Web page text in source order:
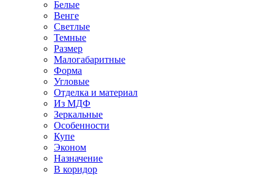
Белые
Венге
Светлые
Темные
Размер
Малогабаритные
Форма
Угловые
Отделка и материал
Из МДФ
Зеркальные
Особенности
Купе
Эконом
Назначение
В коридор